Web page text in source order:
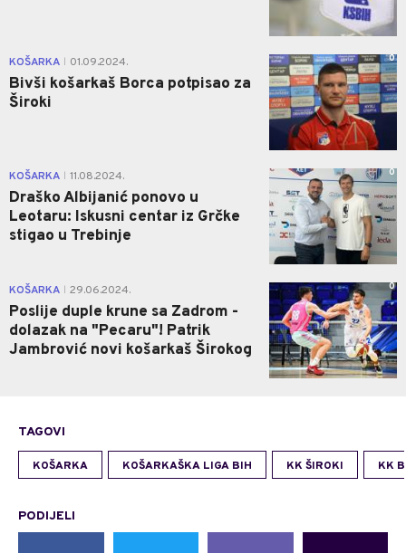
KOŠARKA 01.09.2024.
Bivši košarkaš Borca potpisao za
Široki
0
KOŠARKA 11.08.2024.
Draško Albijanić ponovo u
Leotaru: Iskusni centar iz Grčke
stigao u Trebinje
0
KOŠARKA 29.06.2024.
Poslije duple krune sa Zadrom -
dolazak na "Pecaru"! Patrik
Jambrović novi košarkaš Širokog
0
TAGOVI
KOŠARKA KOŠARKAŠKA LIGA BIH KK ŠIROKI KK
PODIJELI